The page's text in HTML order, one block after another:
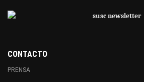
CONTACTO
PRENSA